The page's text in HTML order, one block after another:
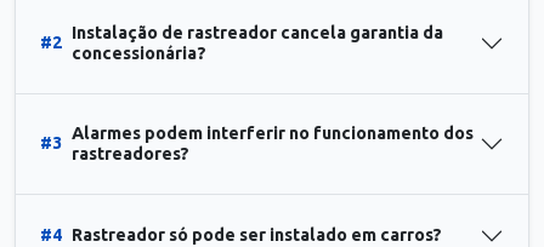
#2
Instalação de rastreador cancela garantia da
concessionária?
#3
Alarmes podem interferir no funcionamento dos
rastreadores?
#4 Rastreador só pode ser instalado em carros?